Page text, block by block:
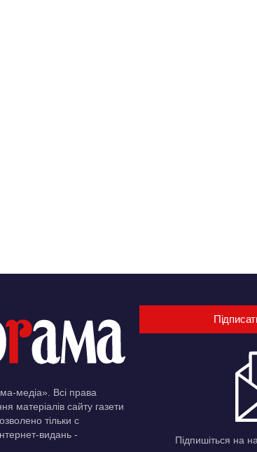
медіа». Всі права
матеріалів сайту газети
тільки c
видань -
Підпишіться на